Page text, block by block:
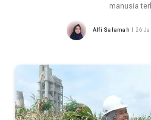
manusia
Alfi Salamah 26